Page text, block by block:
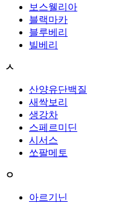
보스웰리아
블랙마카
블루베리
빌베리
ㅅ
산양유단백질
새싹보리
생강차
스페르미딘
시서스
쏘팔메토
ㅇ
아르기닌